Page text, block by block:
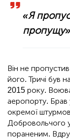
«Я
Він не
його. Тричі був
2015 року.
аеропорту. Брав
окремої
Добровольчого
пораненим.